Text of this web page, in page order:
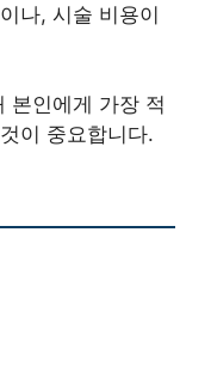
나, 시술 비용이
본인에게 가장 적
이 중요합니다.